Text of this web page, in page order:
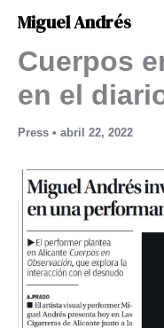
contenido
Cuerpos
en el
Press • abril 22, 2022
Miguel Andrés